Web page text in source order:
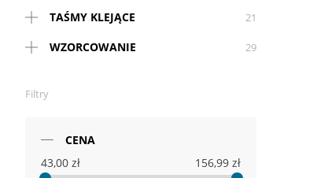
TAŚMY KLEJĄCE 21
WZORCOWANIE 29
Filtry
CENA
43,00 zł
156,99 zł